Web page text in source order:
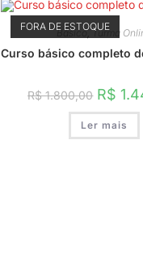
FORA DE ESTOQUE
Básico,Turma
Curso básico completo
R$1.800,00 O
preço
original
era:
R$
R$
Ler mais